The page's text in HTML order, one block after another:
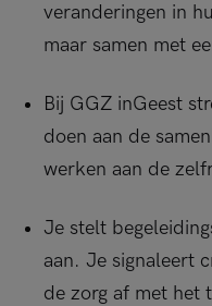
veranderingen in
maar samen met
Bij GGZ inGeest
doen aan de
werken aan de
Je stelt
aan. Je signaleert
de zorg af met het